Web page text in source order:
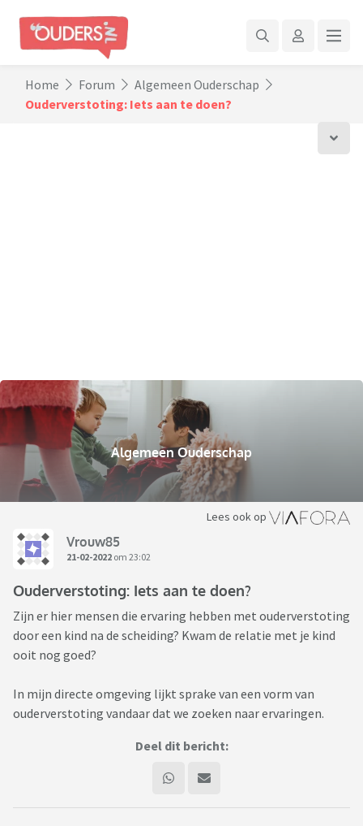
Home Forum
Algemeen Ouderschap
Ouderverstoting: Iets aan te doen?
Algemeen Ouderschap
Lees ook op
Vrouw85
21-02-2022 om 23:02
Ouderverstoting: Iets aan te doen?
Zijn er hier mensen die ervaring hebben met ouderverstoting
door een kind na de scheiding? Kwam de relatie met je kind
ooit nog goed?
In mijn directe omgeving lijkt sprake van een vorm van
ouderverstoting vandaar dat we zoeken naar ervaringen.
Deel dit bericht: